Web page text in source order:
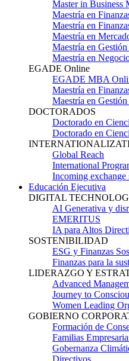
Master in Business
Maestría en
Maestría en
Maestría en
Maestría en
Maestría en
EGADE Online
EGADE MBA
Maestría en
Maestría en
DOCTORADOS
Doctorado en
Doctorado en
Global Reach
International
Incoming exchange
Educación Ejecutiva
DIGITAL
AI Generativa y
EMERITUS
IA para Altos
SOSTENIBILIDAD
ESG y Finanzas
Finanzas para la
LIDERAZGO Y
Advanced
Journey to
Women Leading
GOBIERNO
Formación de
Familias
Gobernanza
Directivos